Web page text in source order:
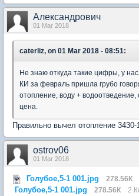
Александрович
01 Mar 2018
caterliz, on 01 Mar 2018 - 08:51:
Не знаю откуда такие цифры, у
КИ за февраль пришла грубо
отопление, воду +
цена.
Правильно вычел отопление 3430-
ostrov06
01 Mar 2018
Голубое,5-1 001.jpg 278.56К
Голубое,5-1 001.jpg 278.56К 2